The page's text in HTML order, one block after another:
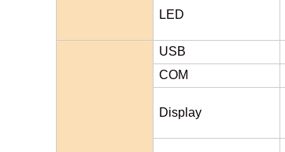
LED
USB
COM
Display